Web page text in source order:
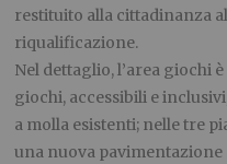
restituito alla cittadinanza
riqualificazione.
Nel dettaglio, l’area giochi
giochi, accessibili e
a molla esistenti; nelle tre
una nuova